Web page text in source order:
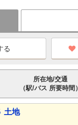
所在地/交通
（駅/バス 所要時間）
土地